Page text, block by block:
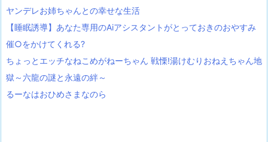
ヤンデレお姉ちゃんとの幸せな生活
【睡眠誘導】あなた専用のAiアシスタントがとっておきのおやすみ
催○をかけてくれる?
ちょっとエッチなねこめがねーちゃん 戦慄!湯けむりおねえちゃん地
獄～六龍の謎と永遠の絆～
るーなはおひめさまなのら